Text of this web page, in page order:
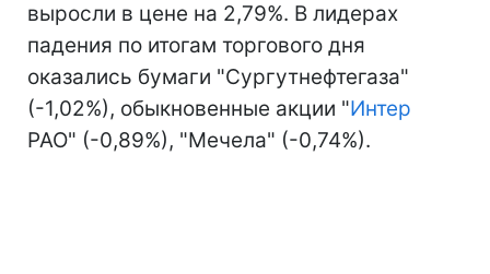
выросли в цене на 2,79%. В лидерах
падения по итогам торгового дня
оказались бумаги "Сургутнефтегаза"
(-1,02%), обыкновенные акции "Интер
РАО" (-0,89%), "Мечела" (-0,74%).